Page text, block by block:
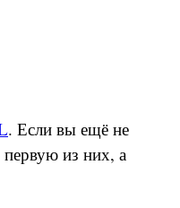
. Если вы ещё не
первую из них, а